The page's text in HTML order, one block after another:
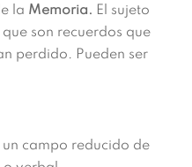
la Memoria. El sujeto
son recuerdos que
perdido. Pueden ser
campo reducido de